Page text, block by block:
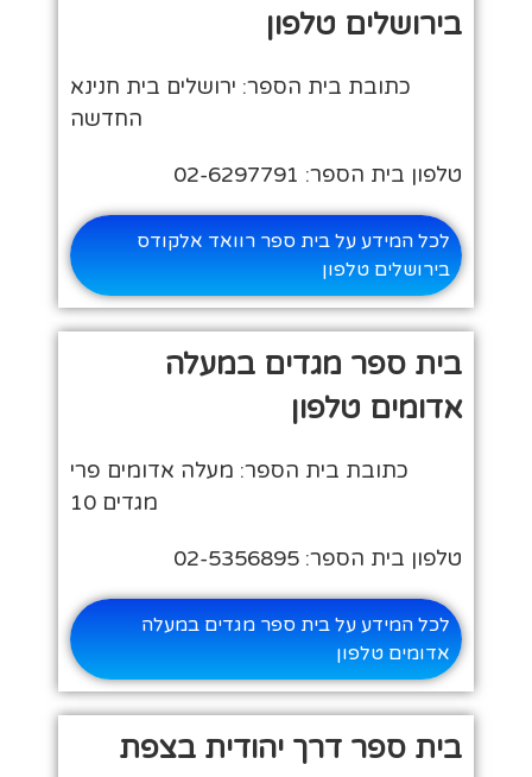
בירושלים טלפון
כתובת בית הספר: ירושלים בית חנינא
החדשה
טלפון בית הספר: 02-6297791
לכל המידע על בית ספר רוואד אלקודס
בירושלים טלפון
בית ספר מגדים במעלה
אדומים טלפון
כתובת בית הספר: מעלה אדומים פרי
מגדים 10
טלפון בית הספר: 02-5356895
לכל המידע על בית ספר מגדים במעלה
אדומים טלפון
בית ספר דרך יהודית בצפת